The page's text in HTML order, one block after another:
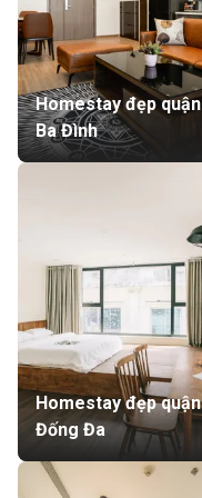
Homestay đẹp quận
Ba Đình
Homestay đẹp quận
Đống Đa